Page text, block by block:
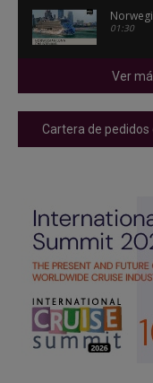
01:30
Ver
Cartera de